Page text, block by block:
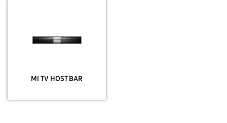
MI TV HOST BAR